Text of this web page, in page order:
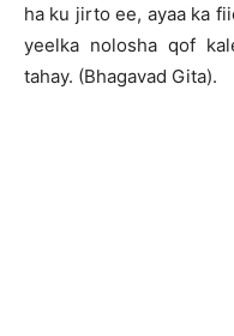
ha ku jirto ee, ayaa ka
yeelka nolosha qof
tahay. (Bhagavad Gita).